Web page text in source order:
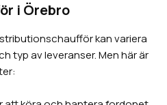
i Örebro
kan variera
typ av leveranser. Men här är